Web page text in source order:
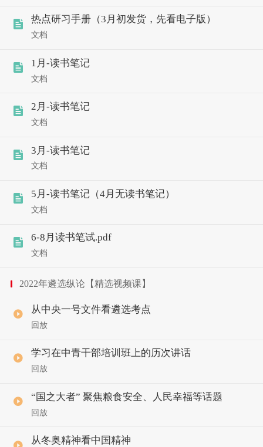
热点研习手册（3月初发货，先看电子版）
文档
1月-读书笔记
文档
2月-读书笔记
文档
3月-读书笔记
文档
5月-读书笔记（4月无读书笔记）
文档
6-8月读书笔试.pdf
文档
2022年遴选纵论【精选视频课】
从中央一号文件看遴选考点
回放
学习在中青干部培训班上的历次讲话
回放
“国之大者” 聚焦粮食安全、人民幸福等话题
回放
从冬奥精神看中国精神